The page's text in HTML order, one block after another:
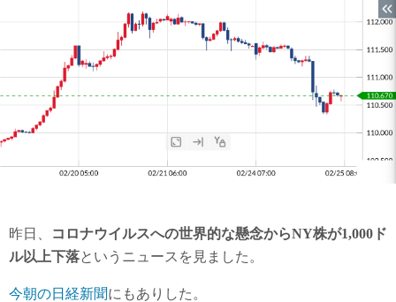
昨日、
コロナウイルスへの世界的な懸念からNY株が1,000ド
ル以上下落というニュースを見ました。
今朝の日経新聞にもありした。